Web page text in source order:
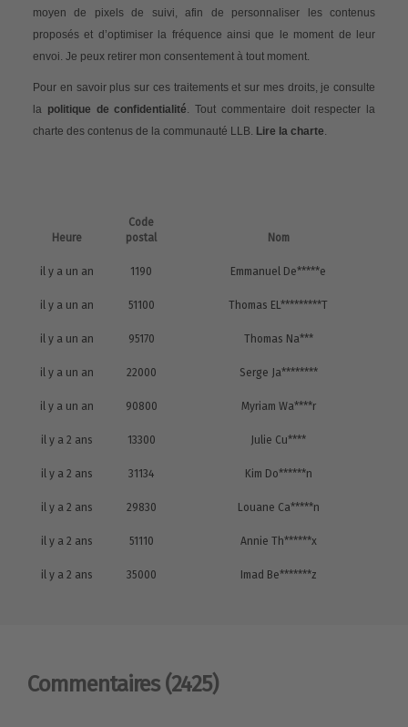
moyen de pixels de suivi, afin de personnaliser les contenus
proposés et d’optimiser la fréquence ainsi que le moment de leur
envoi. Je peux retirer mon consentement à tout moment.
Pour en savoir plus sur ces traitements et sur mes droits, je consulte
la politique de confidentialité. Tout commentaire doit respecter la
charte des contenus de la communauté LLB. Lire la charte.
Heure
Code
postal
Nom
il y a un an 1190 Emmanuel De*****e
il y a un an 51100 Thomas EL*********T
il y a un an 95170 Thomas Na***
il y a un an 22000 Serge Ja********
il y a un an 90800 Myriam Wa****r
il y a 2 ans 13300 Julie Cu****
il y a 2 ans 31134 Kim Do******n
il y a 2 ans 29830 Louane Ca*****n
il y a 2 ans 51110 Annie Th******x
il y a 2 ans 35000 Imad Be*******z
Commentaires (2425)